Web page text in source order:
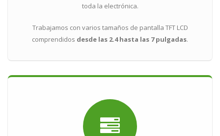
toda la electrónica.
Trabajamos con varios tamaños de pantalla TFT LCD
comprendidos desde las 2.4 hasta las 7 pulgadas.